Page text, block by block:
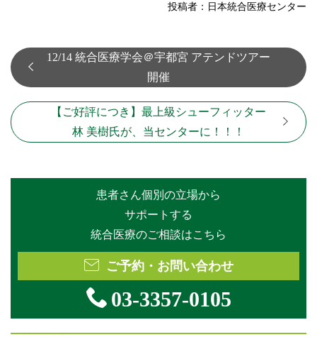
投稿者： 日本統合医療センター
12/14 統合医療学会＠宇都宮 アテンドツアー
開催
【ご好評につき】最上級シューフィッター
林 美樹氏が、当センターに！！！
患者さん個別の立場から
サポートする
統合医療のご相談はこちら
ご予約・お問い合わせ
03-3357-0105